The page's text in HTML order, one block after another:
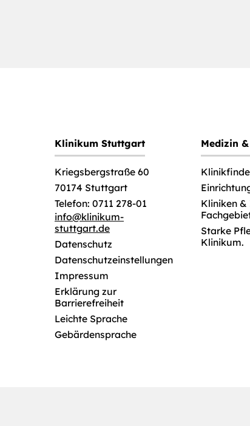
Klinikum Stuttgart
Kriegsbergstraße 60
70174 Stuttgart
Telefon: 0711 278-01
info@klinikum-
stuttgart.de
Datenschutz
Datenschutzeinstellungen
Impressum
Erklärung zur
Barrierefreiheit
Leichte Sprache
Gebärdensprache
Medizin
Kliniken
Starke
Klinikum.